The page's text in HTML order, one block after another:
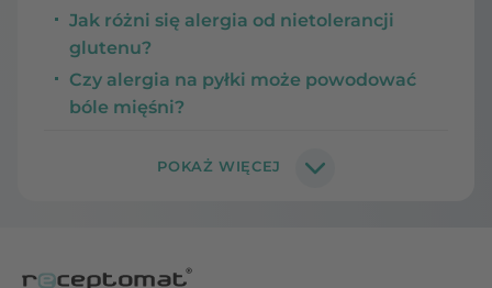
Jak różni się alergia od nietolerancji
glutenu?
Czy alergia na pyłki może powodować
bóle mięśni?